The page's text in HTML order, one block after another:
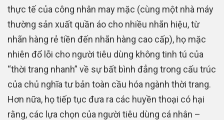
thực tế của công nhân may mặc (cùng một nhà máy
thường sản xuất quần áo cho nhiều nhãn hiệu, từ
nhãn hàng rẻ tiền đến nhãn hàng cao cấp), họ mặc
nhiên đổ lỗi cho người tiêu dùng không tinh tú của
“thời trang nhanh” về sự bất bình đẳng trong cấu trúc
của chủ nghĩa tư bản toàn cầu hóa ngành thời trang.
Hơn nữa, họ tiếp tục đưa ra các huyền thoại có hại
rằng, các lựa chọn của người tiêu dùng cá nhân –